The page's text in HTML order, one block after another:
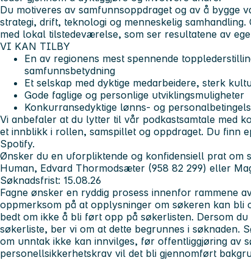
Du motiveres av samfunnsoppdraget og av å bygge
strategi, drift, teknologi og menneskelig
med lokal tilstedeværelse, som ser resultatene av
VI KAN TILBY
En av regionens mest spennende
samfunnsbetydning
Et selskap med dyktige medarbeidere, sterk
Gode faglige og personlige utviklingsmuligheter
Konkurransedyktige lønns- og
Vi anbefaler at du lytter til vår podkastsamtale med
et innblikk i rollen, samspillet og oppdraget. Du finn
Spotify.
Ønsker du en uforpliktende og konfidensiell prat om
Human, Edvard Thormodsæter (958 82 299) eller
Søknadsfrist: 15.08.26
Fagne ønsker en ryddig prosess innenfor rammene
oppmerksom på at opplysninger om søkeren kan bli
bedt om ikke å bli ført opp på søkerlisten. Dersom
søkerliste, ber vi om at dette begrunnes i søknaden.
om unntak ikke kan innvilges, før offentliggjøring av
personellsikkerhetskrav vil det bli gjennomført